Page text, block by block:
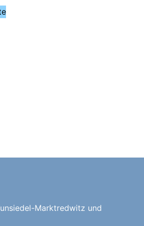
Marktredwitz und